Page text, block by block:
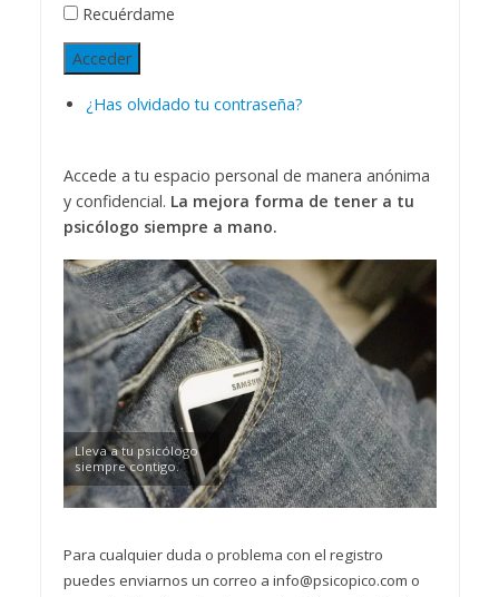
Recuérdame
Acceder
¿Has olvidado tu contraseña?
Accede a tu espacio personal de manera anónima
y confidencial. La mejora forma de tener a tu
psicólogo siempre a mano.
Lleva a tu psicólogo
siempre contigo.
Para cualquier duda o problema con el registro
puedes enviarnos un correo a info@psicopico.com o